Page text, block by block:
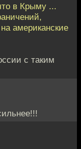
в Крыму ...
американские
с таким